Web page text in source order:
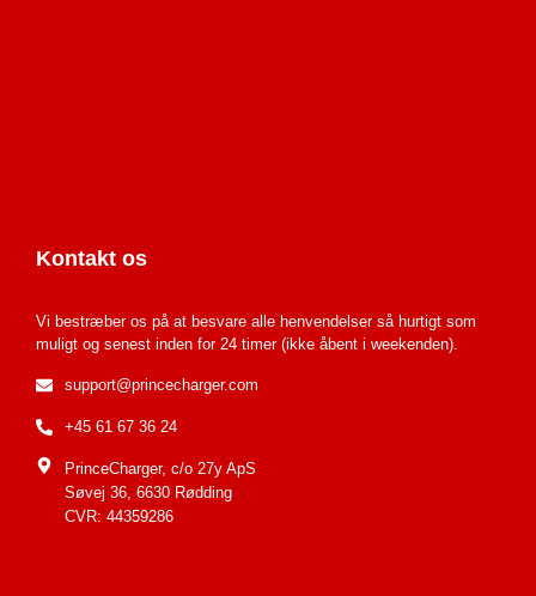
Kontakt os
Vi bestræber os på at besvare alle henvendelser så hurtigt som
muligt og senest inden for 24 timer (ikke åbent i weekenden).
support@princecharger.com
+45 61 67 36 24
PrinceCharger, c/o 27y ApS
Søvej 36, 6630 Rødding
CVR: 44359286